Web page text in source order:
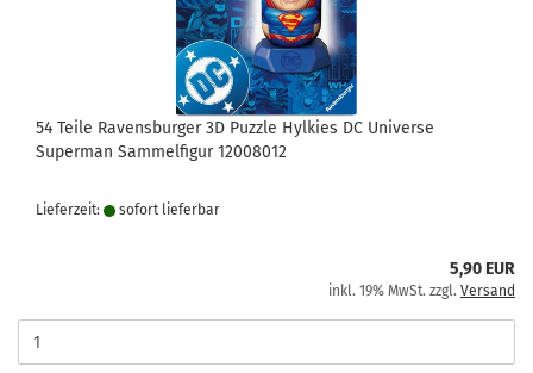
54 Teile Ravensburger 3D Puzzle Hylkies DC Universe
Superman Sammelfigur 12008012
Lieferzeit: sofort lie­fer­bar
5,90 EUR
inkl. 19% MwSt. zzgl. Versand